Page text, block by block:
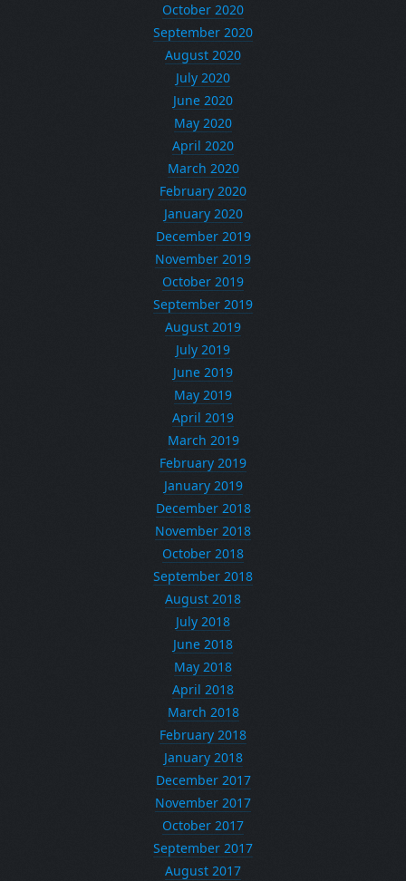
October 2020
September 2020
August 2020
July 2020
June 2020
May 2020
April 2020
March 2020
February 2020
January 2020
December 2019
November 2019
October 2019
September 2019
August 2019
July 2019
June 2019
May 2019
April 2019
March 2019
February 2019
January 2019
December 2018
November 2018
October 2018
September 2018
August 2018
July 2018
June 2018
May 2018
April 2018
March 2018
February 2018
January 2018
December 2017
November 2017
October 2017
September 2017
August 2017